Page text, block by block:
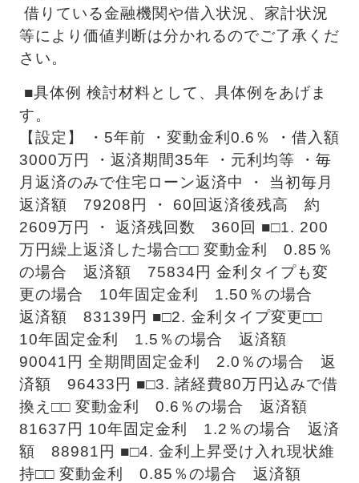
等により価値判断は分かれるのでご了承くだ
さい。
す。
【設定】 ・5年前 ・変動金利0.6％ ・借入額
3000万円 ・返済期間35年 ・元利均等 ・毎
月返済のみで住宅ローン返済中 ・ 当初毎月
返済額　79208円 ・ 60回返済後残高　約
2609万円 ・ 返済残回数　360回 ■□1. 200
万円繰上返済した場合□□ 変動金利　0.85％
の場合　返済額　75834円 金利タイプも変
更の場合　10年固定金利　1.50％の場合
返済額　83139円 ■□2. 金利タイプ変更□□
10年固定金利　1.5％の場合　返済額
90041円 全期間固定金利　2.0％の場合　返
済額　96433円 ■□3. 諸経費80万円込みで借
換え□□ 変動金利　0.6％の場合　返済額
81637円 10年固定金利　1.2％の場合　返済
額　88981円 ■□4. 金利上昇受け入れ現状維
持□□ 変動金利　0.85％の場合　返済額